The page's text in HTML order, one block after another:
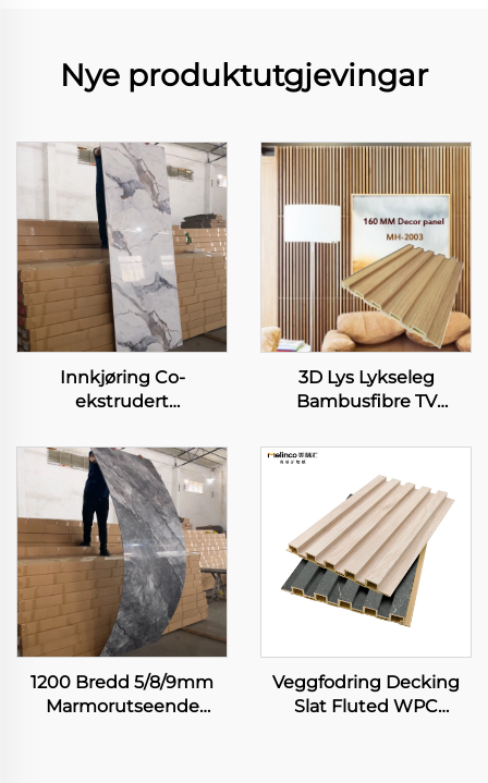
Nye produktutgjevingar
Innkjøring Co-
ekstrudert
Karbon Skifer
Metallsteinplade
Fleksibel
Bambuskarbon
Skogbruk Veneer
Flateplade
3D Lys Lykseleg
Bambusfibre TV
Trærammeverk
Moderne Enkel
Boligvegg Andre
Panelet
1200 Bredd 5/8/9mm
Marmorutseende
Veggfodring Decking
Slat Fluted WPC